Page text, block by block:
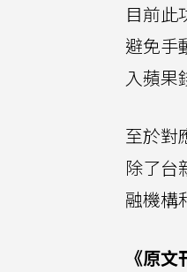
目前此
避免手
入蘋果
至於對
除了台
融機構
《原